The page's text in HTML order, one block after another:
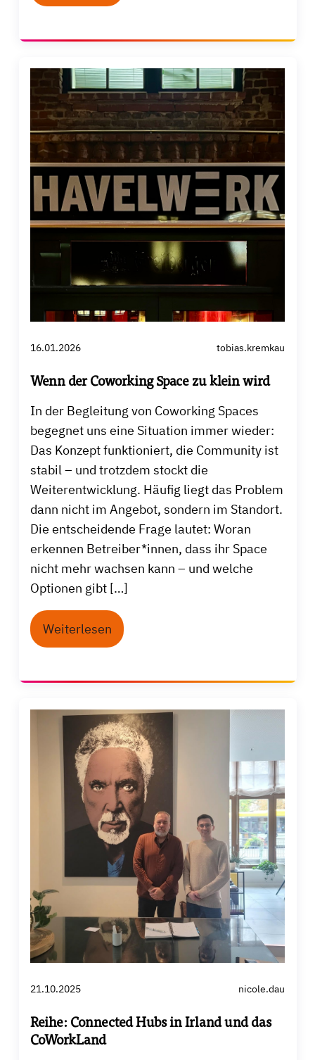
16.01.2026 tobias.kremkau
Wenn der Coworking Space zu klein wird
In der Begleitung von Coworking Spaces
begegnet uns eine Situation immer wieder:
Das Konzept funktioniert, die Community ist
stabil – und trotzdem stockt die
Weiterentwicklung. Häufig liegt das Problem
dann nicht im Angebot, sondern im Standort.
Die entscheidende Frage lautet: Woran
erkennen Betreiber*innen, dass ihr Space
nicht mehr wachsen kann – und welche
Optionen gibt […]
Weiterlesen
21.10.2025 nicole.dau
Reihe: Connected Hubs in Irland und das
CoWorkLand